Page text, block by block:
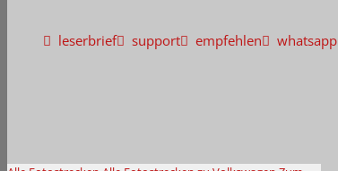
leserbrief support empfehlen whatsapp